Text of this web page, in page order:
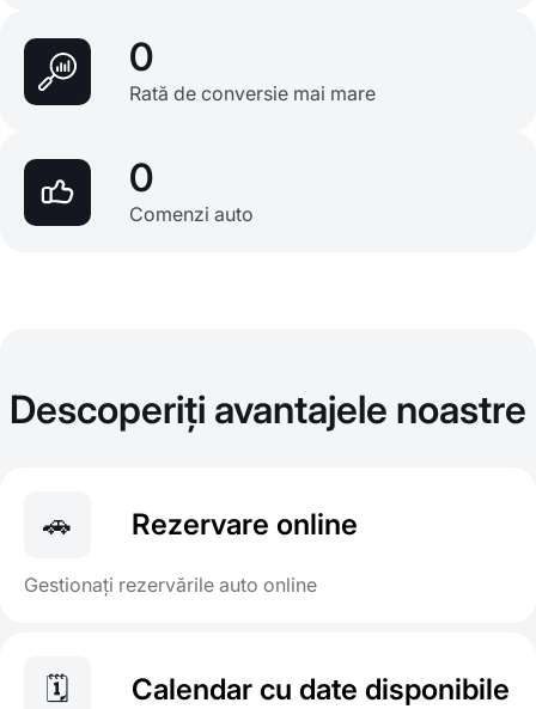
0
Rată de conversie mai mare
0
Comenzi auto
Descoperiți avantajele noastre
🚗 Rezervare online
Gestionați rezervările auto online
🗓 Calendar cu date disponibile